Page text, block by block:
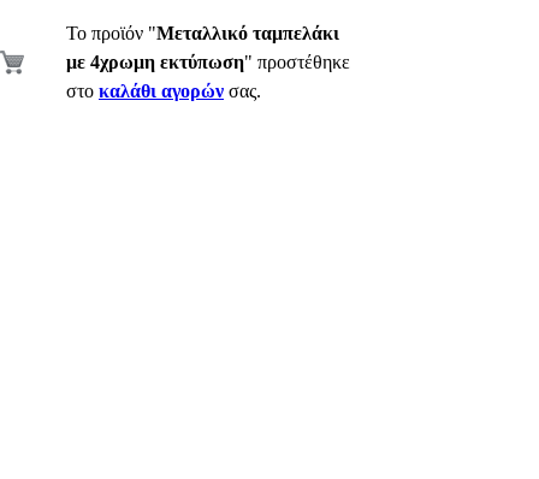
Το προϊόν "Μεταλλικό ταμπελάκι
με 4χρωμη εκτύπωση" προστέθηκε
στο καλάθι αγορών σας.